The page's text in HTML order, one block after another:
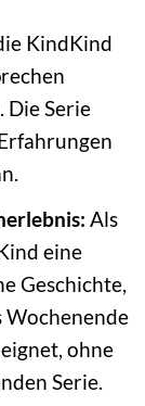
KindKind
Die Serie
Als
eine
Geschichte,
Wochenende
ohne
Serie.